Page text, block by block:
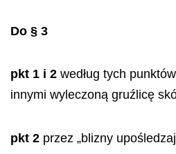
Do § 3
pkt 1 i 2 według tych
innymi wyleczoną gruźlicę
pkt 2 przez „blizny